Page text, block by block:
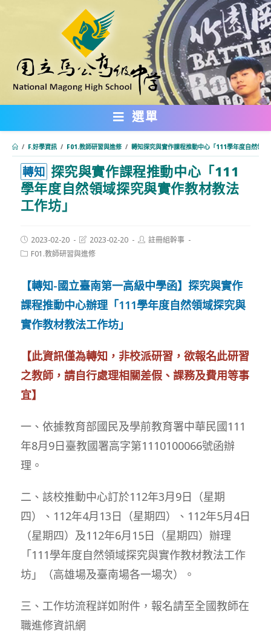
內
選單
/ F.好學資訊 / F01.教師研習與進修 / 轉知探究與實作課程推動中心「111學年度自然領
轉知 探究與實作課程推動中心「111
學年度自然領域探究與實作教材教法
工作坊」
Post
published:
2023-02-20
Post
last
modified:
2023-02-20
Post註冊組幹事
PostF01.教師研習與進修
【轉知-國立臺南第一高級中學函】探究與實作
課程推動中心辦理「111學年度自然領域探究與
實作教材教法工作坊」
【此資訊僅為轉知，非校派研習，欲報名此研習
之教師，請自行處理相關差假、課務及費用等事
宜】
一、依據教育部國民及學前教育署中華民國111
年8月9日臺教國署高字第1110100066號函辦
理。
二、該校推動中心訂於112年3月9日（星期
四）、112年4月13日（星期四）、112年5月4日
（星期四）及112年6月15日（星期四）辦理
「111學年度自然領域探究與實作教材教法工作
坊」（高雄場及臺南場各一場次）。
三、工作坊流程詳如附件，報名請至全國教師在
職進修資訊網